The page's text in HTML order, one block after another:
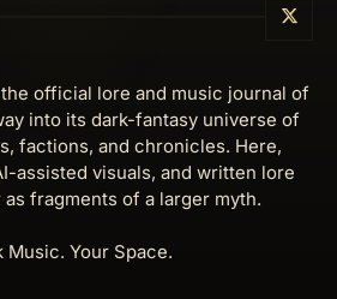
the official lore and music journal of
into its dark-fantasy universe of
factions, and chronicles. Here,
assisted visuals, and written lore
fragments of a larger myth.
Music. Your Space.